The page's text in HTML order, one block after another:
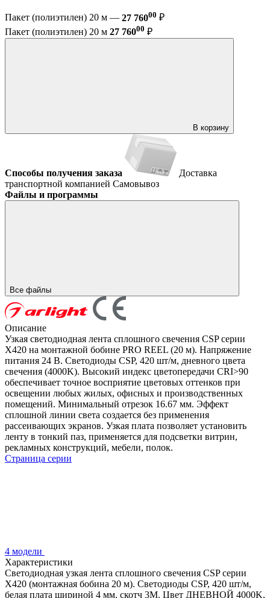
Пакет (полиэтилен) 20 м — 27 76000 ₽
Пакет (полиэтилен) 20 м 27 76000 ₽
В корзину
Способы получения заказа
Доставка
транспортной компанией Самовывоз
Файлы и программы
Все файлы
Описание
Узкая светодиодная лента сплошного свечения CSP серии
X420 на монтажной бобине PRO REEL (20 м). Напряжение
питания 24 В. Светодиоды CSP, 420 шт/м, дневного цвета
свечения (4000K). Высокий индекс цветопередачи CRI>90
обеспечивает точное восприятие цветовых оттенков при
освещении любых жилых, офисных и производственных
помещений. Минимальный отрезок 16.67 мм. Эффект
сплошной линии света создается без применения
рассеивающих экранов. Узкая плата позволяет установить
ленту в тонкий паз, применяется для подсветки витрин,
рекламных конструкций, мебели, полок.
Страница серии
4 модели
Характеристики
Светодиодная узкая лента сплошного свечения CSP серии
X420 (монтажная бобина 20 м). Светодиоды CSP, 420 шт/м,
белая плата шириной 4 мм, скотч 3M. Цвет ДНЕВНОЙ 4000K,